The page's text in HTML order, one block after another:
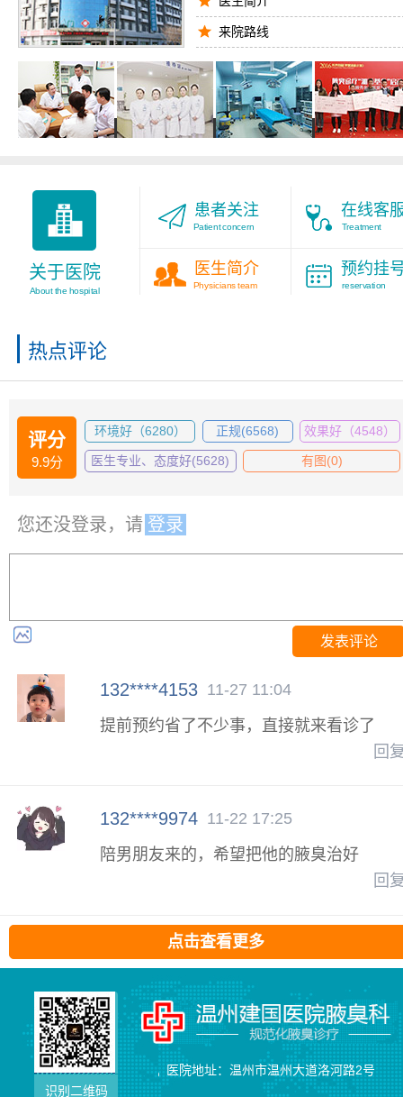
来院路线
腋臭医生 九对一服务 医院环境
关于医院
About the hospital
患者关注
Patient concern
医生简介
Physicians team
在线客
Treatment
预约挂
reservation
热点评论
评分
9.9分
环境好（6280） 正规(6568) 效果好（4548）
医生专业、态度好(5628) 有图(0)
您还没登录，请 登录
发表评论
132****4153 11-27 11:04
提前预约省了不少事，直接就来看诊了
回
132****9974 11-22 17:25
陪男朋友来的，希望把他的腋臭治好
回
点击查看更多
识别二维码
医院地址：温州市温州大道洛河路2号